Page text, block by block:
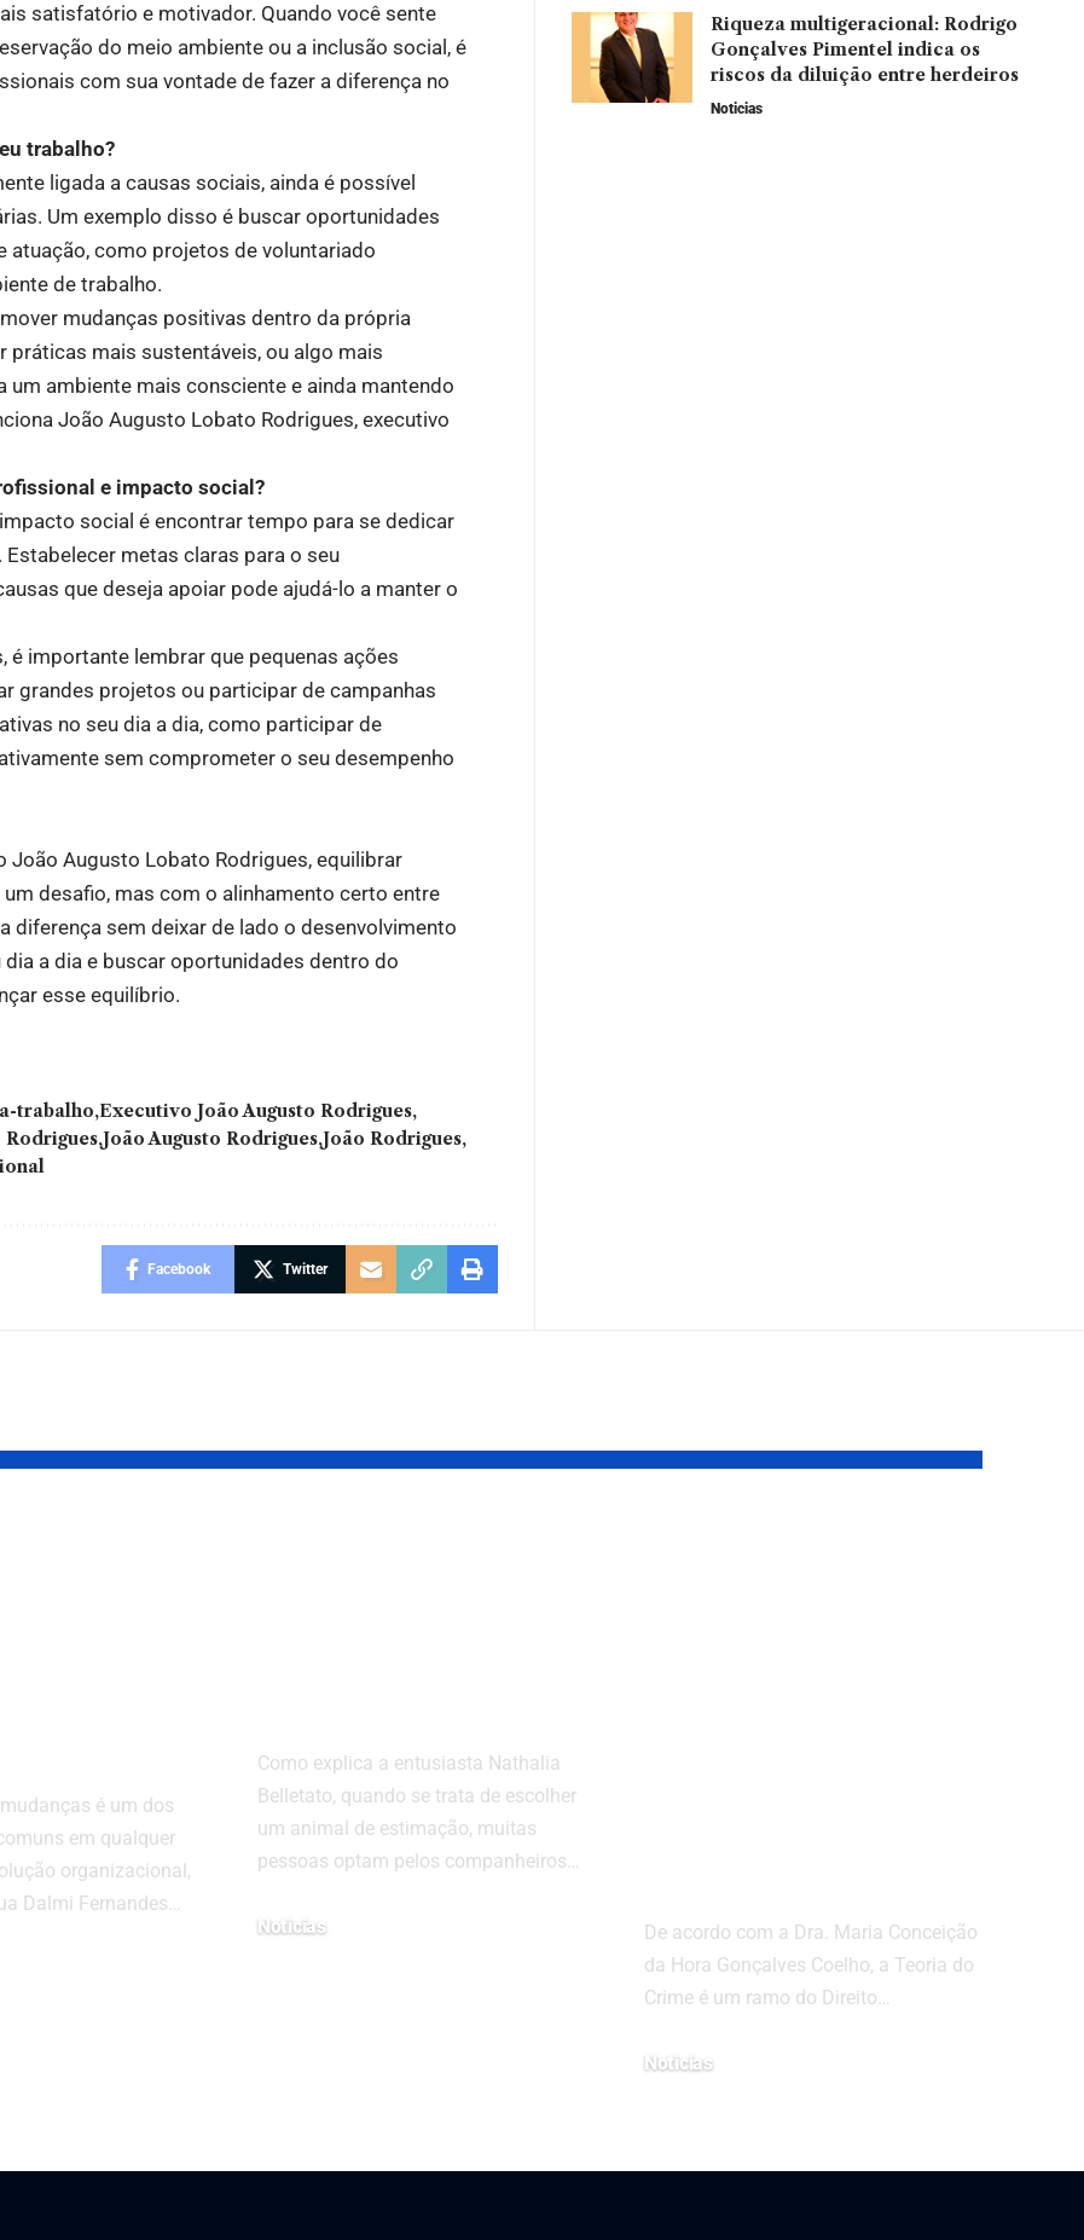
satisfatório e motivador. Quando você sente
do meio ambiente ou a inclusão social, é
com sua vontade de fazer a diferença no
trabalho?
ligada a causas sociais, ainda é possível
Um exemplo disso é buscar oportunidades
atuação, como projetos de voluntariado
de trabalho.
mudanças positivas dentro da própria
mais sustentáveis, ou algo mais
ambiente mais consciente e ainda mantendo
João Augusto Lobato Rodrigues, executivo
e impacto social?
social é encontrar tempo para se dedicar
Estabelecer metas claras para o seu
que deseja apoiar pode ajudá-lo a manter o
importante lembrar que pequenas ações
grandes projetos ou participar de campanhas
no seu dia a dia, como participar de
sem comprometer o seu desempenho
Augusto Lobato Rodrigues, equilibrar
desafio, mas com o alinhamento certo entre
diferença sem deixar de lado o desenvolvimento
a dia e buscar oportunidades dentro do
esse equilíbrio.
trabalho Executivo João Augusto Rodrigues
Rodrigues João Augusto Rodrigues João Rodrigues
Facebook Twitter
Riqueza multigeracional: Rodrigo
Gonçalves Pimentel indica os
riscos da diluição entre herdeiros
Noticias
é um dos
em qualquer
organizacional,
Dalmi Fernandes…
Como explica a entusiasta Nathalia
Belletato, quando se trata de escolher
um animal de estimação, muitas
pessoas optam pelos companheiros…
Noticias
De acordo com a Dra. Maria Conceição
da Hora Gonçalves Coelho, a Teoria do
Crime é um ramo do Direito…
Noticias